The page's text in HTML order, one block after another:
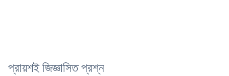
প্রায়শই জিজ্ঞাসিত প্রশ্ন